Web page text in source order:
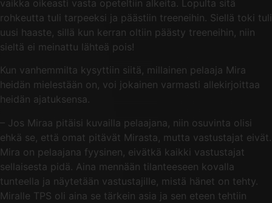
vaikka oikeasti vasta opeteltiin alkeita. Lopulta sitä
rohkeutta tuli tarpeeksi ja päästiin treeneihin. Siellä toki tuli
uusi haaste, sillä kun kerran oltiin päästy treeneihin, niin
sieltä ei meinattu lähteä pois!
Kun vanhemmilta kysyttiin siitä, millainen pelaaja Mira
heidän mielestään on, voi jokainen varmasti allekirjoittaa
heidän ajatuksensa.
– Jos Miraa pitäisi kuvailla pelaajana, niin osuvinta olisi
ehkä se, että omat pitävät Mirasta, mutta vastustajat eivät.
Mira on pelaajana fyysinen, eivätkä kaikki vastustajat
sellaisesta pidä. Aina mennään tilanteeseen kovalla
tunteella ja näytetään vastustajille, mistä hänet on tehty.
Miralle TPS oli aina se tärkein asia ja sen eteen tehtiin